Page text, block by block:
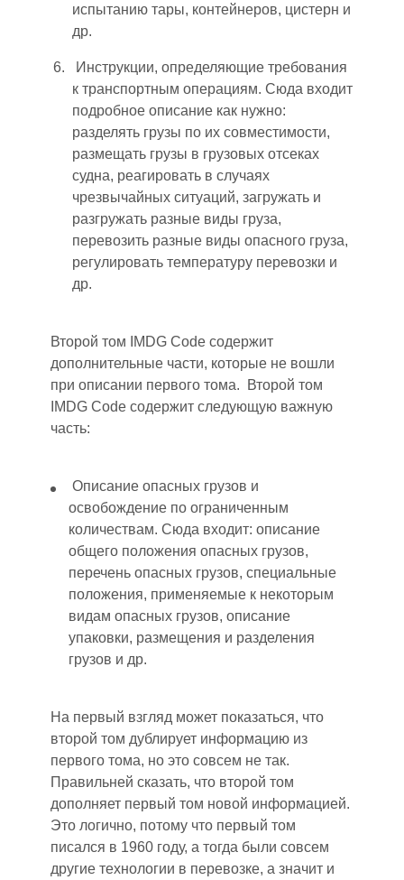
испытанию тары, контейнеров, цистерн и
др.
Инструкции, определяющие требования
к транспортным операциям. Сюда входит
подробное описание как нужно:
разделять грузы по их совместимости,
размещать грузы в грузовых отсеках
судна, реагировать в случаях
чрезвычайных ситуаций, загружать и
разгружать разные виды груза,
перевозить разные виды опасного груза,
регулировать температуру перевозки и
др.
Второй том IMDG Code содержит
дополнительные части, которые не вошли
при описании первого тома. Второй том
IMDG Code содержит следующую важную
часть:
Описание опасных грузов и
освобождение по ограниченным
количествам. Сюда входит: описание
общего положения опасных грузов,
перечень опасных грузов, специальные
положения, применяемые к некоторым
видам опасных грузов, описание
упаковки, размещения и разделения
грузов и др.
На первый взгляд может показаться, что
второй том дублирует информацию из
первого тома, но это совсем не так.
Правильней сказать, что второй том
дополняет первый том новой информацией.
Это логично, потому что первый том
писался в 1960 году, а тогда были совсем
другие технологии в перевозке, а значит и